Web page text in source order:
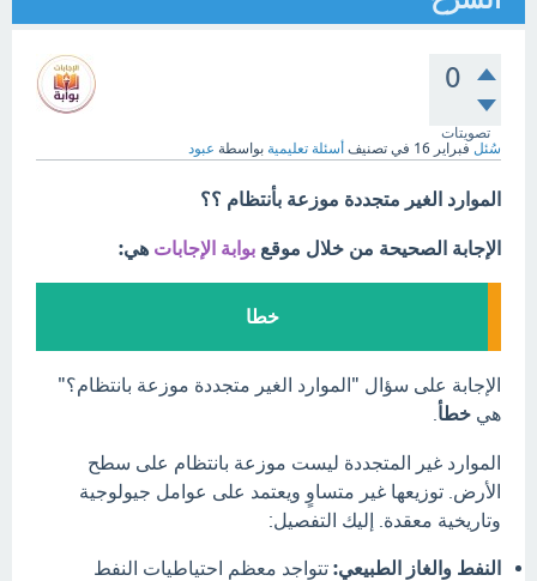
0
تصويتات
سُئل فبراير 16 في تصنيف أسئلة تعليمية بواسطة عبود
الموارد الغير متجددة موزعة بأنتظام ؟؟
الإجابة الصحيحة من خلال موقع بوابة الإجابات هي:
خطا
الإجابة على سؤال "الموارد الغير متجددة موزعة بانتظام؟"
هي خطأ
الموارد غير المتجددة ليست موزعة بانتظام على سطح
الأرض. توزيعها غير متساوٍ ويعتمد على عوامل جيولوجية
وتاريخية معقدة. إليك التفصيل:
النفط والغاز الطبيعي: تتواجد معظم احتياطيات النفط